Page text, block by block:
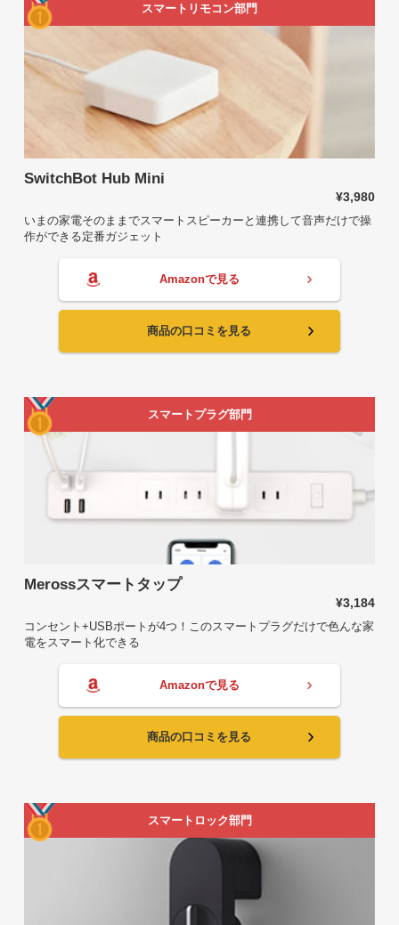
スマートリモコン部門
SwitchBot Hub Mini
¥3,980
いまの家電そのままでスマートスピーカーと連携して音声だけで操
作ができる定番ガジェット
Amazonで見る
商品の口コミを見る
スマートプラグ部門
Merossスマートタップ
¥3,184
コンセント+USBポートが4つ！このスマートプラグだけで色んな家
電をスマート化できる
Amazonで見る
商品の口コミを見る
スマートロック部門